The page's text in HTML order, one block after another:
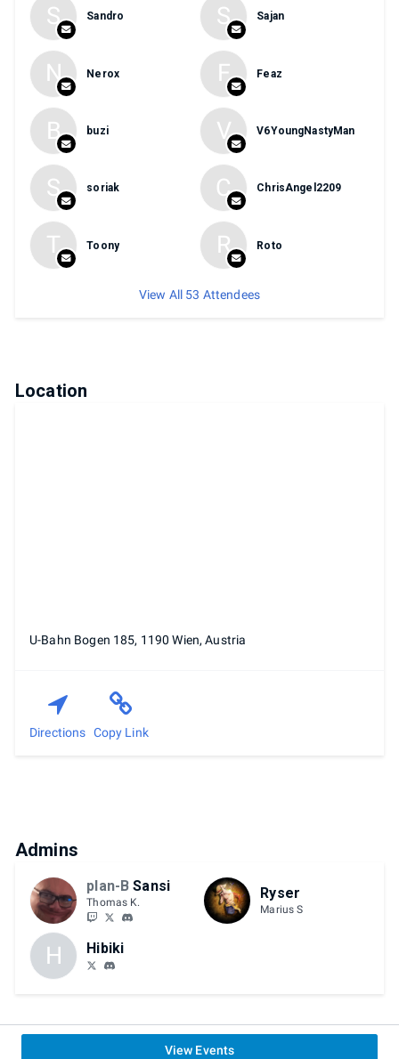
S Sandro S Sajan
N Nerox F Feaz
B buzi V V6YoungNastyMan
S soriak C ChrisAngel2209
T Toony R Roto
View All 53 Attendees
Location
U-Bahn Bogen 185, 1190 Wien, Austria
Directions Copy Link
Admins
plan-B Sansi
Thomas K.
Ryser
Marius S
H Hibiki
View Events